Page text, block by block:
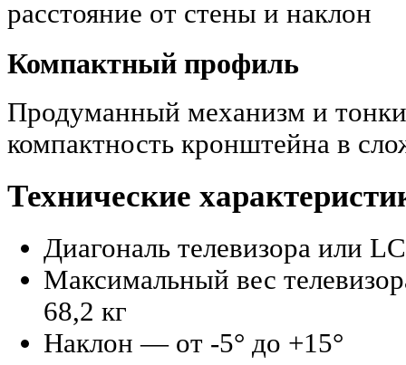
расстояние от стены и наклон
Компактный профиль
Продуманный механизм и
компактность кронштейна в
Технические
Диагональ телевизора или
Максимальный вес
68,2 кг
Наклон — от -5° до +15°